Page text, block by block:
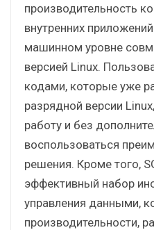
производительность
внутренних
машинном уровне
версией Linux.
кодами, которые уже
разрядной версии
работу и без
воспользоваться
решения. Кроме того,
эффективный набор
управления данными,
производительности,